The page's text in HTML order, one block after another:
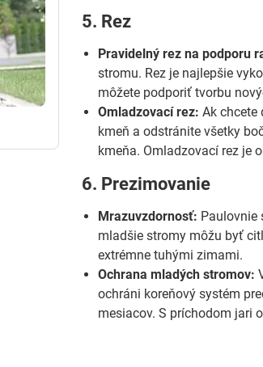
5. Rez
Pravidelný rez na podporu
stromu. Rez je najlepšie
môžete podporiť tvorbu
Omladzovací rez: Ak chcete
kmeň a odstránite všetky
kmeňa. Omladzovací rez je
6. Prezimovanie
Mrazuvzdornosť: Paulovnie
mladšie stromy môžu byť
extrémne tuhými zimami.
Ochrana mladých stromov:
ochráni koreňový systém
mesiacov. S príchodom jari